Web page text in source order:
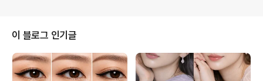
이 블로그 인기글